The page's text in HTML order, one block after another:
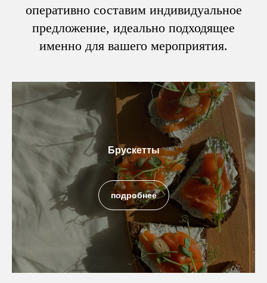
оперативно составим индивидуальное
предложение, идеально подходящее
именно для вашего мероприятия.
Брускетты
подробнее